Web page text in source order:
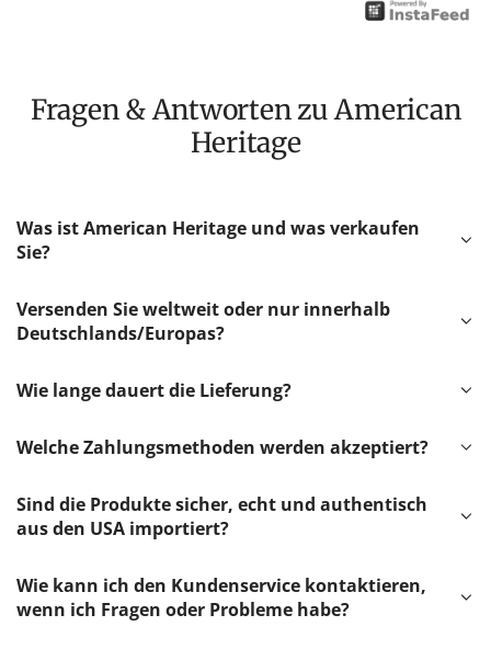
Fragen & Antworten zu American
Heritage
Was ist American Heritage und was verkaufen
Sie?
Versenden Sie weltweit oder nur innerhalb
Deutschlands/Europas?
Wie lange dauert die Lieferung?
Welche Zahlungsmethoden werden akzeptiert?
Sind die Produkte sicher, echt und authentisch
aus den USA importiert?
Wie kann ich den Kundenservice kontaktieren,
wenn ich Fragen oder Probleme habe?